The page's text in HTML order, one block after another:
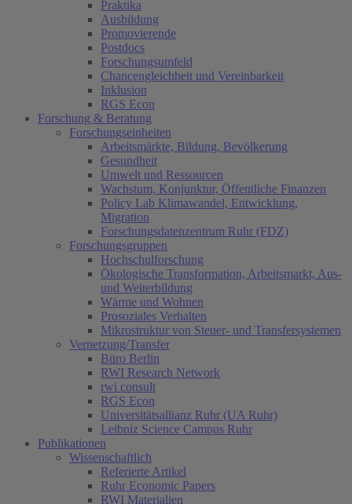
Praktika
Ausbildung
Promovierende
Postdocs
Forschungsumfeld
Chancengleichheit und Vereinbarkeit
Inklusion
RGS Econ
Forschung & Beratung
Forschungseinheiten
Arbeitsmärkte, Bildung, Bevölkerung
Gesundheit
Umwelt und Ressourcen
Wachstum, Konjunktur, Öffentliche Finanzen
Policy Lab Klimawandel, Entwicklung,
Migration
Forschungsdatenzentrum Ruhr (FDZ)
Forschungsgruppen
Hochschulforschung
Ökologische Transformation, Arbeitsmarkt, Aus-
und Weiterbildung
Wärme und Wohnen
Prosoziales Verhalten
Mikrostruktur von Steuer- und Transfersystemen
Vernetzung/Transfer
Büro Berlin
RWI Research Network
rwi consult
RGS Econ
Universitätsallianz Ruhr (UA Ruhr)
Leibniz Science Campus Ruhr
Publikationen
Wissenschaftlich
Referierte Artikel
Ruhr Economic Papers
RWI Materialien